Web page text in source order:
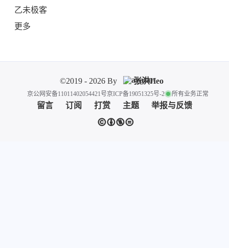
乙未极客
更多
©2019 - 2026 By 张洪Heo
京公网安备11011402054421号京ICP备19051325号-2 所有业务正常
留言 订阅 打赏 主题 举报与反馈